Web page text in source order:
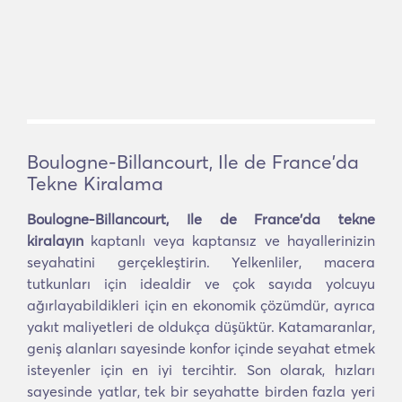
Boulogne-Billancourt, Ile de France'da
Tekne Kiralama
Boulogne-Billancourt, Ile de France'da tekne
kiralayın kaptanlı veya kaptansız ve hayallerinizin
seyahatini gerçekleştirin. Yelkenliler, macera
tutkunları için idealdir ve çok sayıda yolcuyu
ağırlayabildikleri için en ekonomik çözümdür, ayrıca
yakıt maliyetleri de oldukça düşüktür. Katamaranlar,
geniş alanları sayesinde konfor içinde seyahat etmek
isteyenler için en iyi tercihtir. Son olarak, hızları
sayesinde yatlar, tek bir seyahatte birden fazla yeri